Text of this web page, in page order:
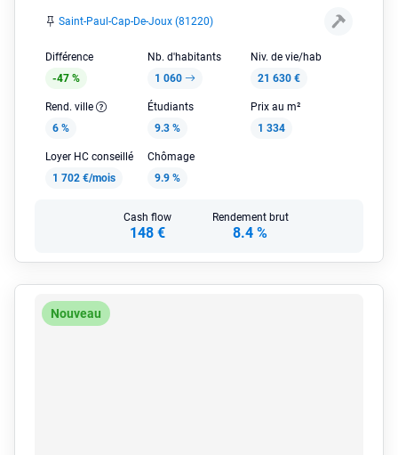
Saint-Paul-Cap-De-Joux (81220)
Différence
-47 %
Nb. d'habitants
1 060
Niv. de vie/hab
21 630 €
Rend. ville
6 %
Étudiants
9.3 %
Prix au m²
1 334
Loyer HC conseillé
1 702 €/mois
Chômage
9.9 %
Cash flow
148 €
Rendement brut
8.4 %
Nouveau